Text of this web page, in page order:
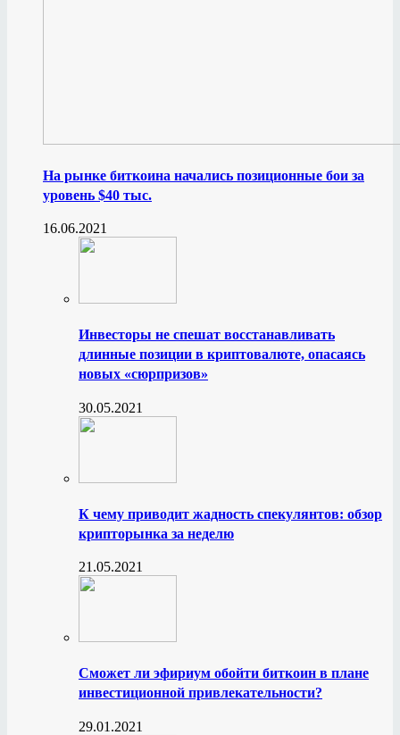
На рынке биткоина начались позиционные бои за
уровень $40 тыс.
16.06.2021
Инвесторы не спешат восстанавливать
длинные позиции в криптовалюте, опасаясь
новых «сюрпризов»
30.05.2021
К чему приводит жадность спекулянтов: обзор
крипторынка за неделю
21.05.2021
Сможет ли эфириум обойти биткоин в плане
инвестиционной привлекательности?
29.01.2021